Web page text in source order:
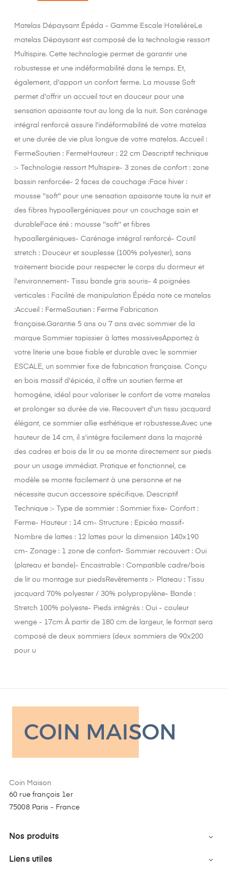
Matelas Dépaysant Épéda - Gamme Escale HotelièreLe
matelas Dépaysant est composé de la technologie ressort
Multispire. Cette technologie permet de garantir une
robustesse et une indéformabilité dans le temps. Et,
également, d'apport un confort ferme. La mousse Soft
permet d'offrir un accueil tout en douceur pour une
sensation apaisante tout au long de la nuit. Son carénage
intégral renforcé assure l'indéformabilité de votre matelas
et une durée de vie plus longue de votre matelas. Accueil :
FermeSoutien : FermeHauteur : 22 cm Descriptif technique
:- Technologie ressort Multispire- 3 zones de confort : zone
bassin renforcée- 2 faces de couchage :Face hiver :
mousse ''soft'' pour une sensation apaisante toute la nuit et
des fibres hypoallergéniques pour un couchage sain et
durableFace été : mousse ''soft'' et fibres
hypoallergéniques- Carénage intégral renforcé- Coutil
stretch : Douceur et souplesse (100% polyester), sans
traitement biocide pour respecter le corps du dormeur et
l'environnement- Tissu bande gris souris- 4 poignées
verticales : Facilité de manipulation Épéda note ce matelas
:Accueil : FermeSoutien : Ferme Fabrication
française.Garantie 5 ans ou 7 ans avec sommier de la
marque Sommier tapissier à lattes massivesApportez à
votre literie une base fiable et durable avec le sommier
ESCALE, un sommier fixe de fabrication française. Conçu
en bois massif d'épicéa, il offre un soutien ferme et
homogène, idéal pour valoriser le confort de votre matelas
et prolonger sa durée de vie. Recouvert d'un tissu jacquard
élégant, ce sommier allie esthétique et robustesse.Avec une
hauteur de 14 cm, il s'intègre facilement dans la majorité
des cadres et bois de lit ou se monte directement sur pieds
pour un usage immédiat. Pratique et fonctionnel, ce
modèle se monte facilement à une personne et ne
nécessite aucun accessoire spécifique. Descriptif
Technique :- Type de sommier : Sommier fixe- Confort :
Ferme- Hauteur : 14 cm- Structure : Epicéa massif-
Nombre de lattes : 12 lattes pour la dimension 140x190
cm- Zonage : 1 zone de confort- Sommier recouvert : Oui
(plateau et bande)- Encastrable : Compatible cadre/bois
de lit ou montage sur piedsRevêtements :- Plateau : Tissu
jacquard 70% polyester / 30% polypropylène- Bande :
Stretch 100% polyeste- Pieds intégrés : Oui - couleur
wenge - 17cm À partir de 180 cm de largeur, le format sera
composé de deux sommiers (deux sommiers de 90x200
pour u
Coin Maison
60 rue françois 1er
75008 Paris - France
Nos produits 
Liens utiles 